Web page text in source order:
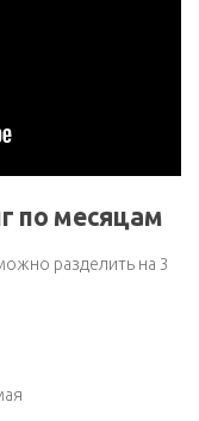
по месяцам
разделить на 3